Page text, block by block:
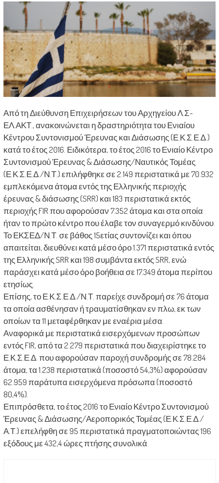
Από τη Διεύθυνση Επιχειρήσεων του Αρχηγείου Λ.Σ-
ΕΛ.ΑΚΤ., ανακοινώνεται η δραστηριότητα του Ενιαίου
Κέντρου Συντονισμού Έρευνας και Διάσωσης (Ε.Κ.Σ.Ε.Δ.)
κατά το έτος 2016. Ειδικότερα, το έτος 2016 το Ενιαίο Κέντρο
Συντονισμού Έρευνας & Διάσωσης/Ναυτικός Τομέας
(Ε.Κ.Σ.Ε.Δ./Ν.Τ.) επιλήφθηκε σε 2.149 περιστατικά με 70.932
εμπλεκόμενα άτομα εντός της Ελληνικής περιοχής
έρευνας & διάσωσης (SRR) και 183 περιστατικά εκτός
περιοχής FIR που αφορούσαν 7.352 άτομα και στα οποία
ήταν το πρώτο κέντρο που έλαβε τον συναγερμό κινδύνου.
Το ΕΚΣΕΔ/Ν.Τ. σε βάθος 15ετίας συντονίζει και όπου
απαιτείται, διευθύνει κατά μέσο όρο 1.371 περιστατικά εντός
της Ελληνικής SRR και 198 συμβάντα εκτός SRR, ενώ
παράσχει κατά μέσο όρο βοήθεια σε 17.349 άτομα περίπου
ετησίως.
Επίσης, το Ε.Κ.Σ.Ε.Δ./Ν.Τ. παρείχε συνδρομή σε 76 άτομα
τα οποία ασθένησαν ή τραυματίσθηκαν εν πλω, εκ των
οποίων τα 11 μεταφέρθηκαν με εναέρια μέσα.
Αναφορικά με περιστατικά εισερχόμενων προσώπων
εντός FIR, από τα 2.279 περιστατικά που διαχειρίστηκε το
Ε.Κ.Σ.Ε.Δ. που αφορούσαν παροχή συνδρομής σε 78.284
άτομα, τα 1.238 περιστατικά (ποσοστό 54,3%) αφορούσαν
62.959 παράτυπα εισερχόμενα πρόσωπα (ποσοστό
80,4%).
Επιπρόσθετα, το έτος 2016 το Ενιαίο Κέντρο Συντονισμού
Έρευνας & Διάσωσης/Αεροπορικός Τομέας (Ε.Κ.Σ.Ε.Δ./
Α.Τ.) επελήφθη σε 95 περιστατικά πραγματοποιώντας 196
εξόδους με 432,4 ώρες πτήσης συνολικά.